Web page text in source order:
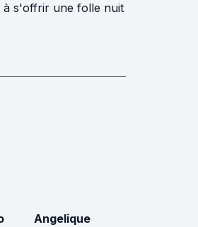
à s'offrir une folle nuit
Angelique